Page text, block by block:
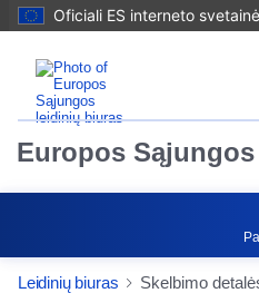
Oficiali ES interneto svetainė
Europos
Leidinių biuras Skelbimo